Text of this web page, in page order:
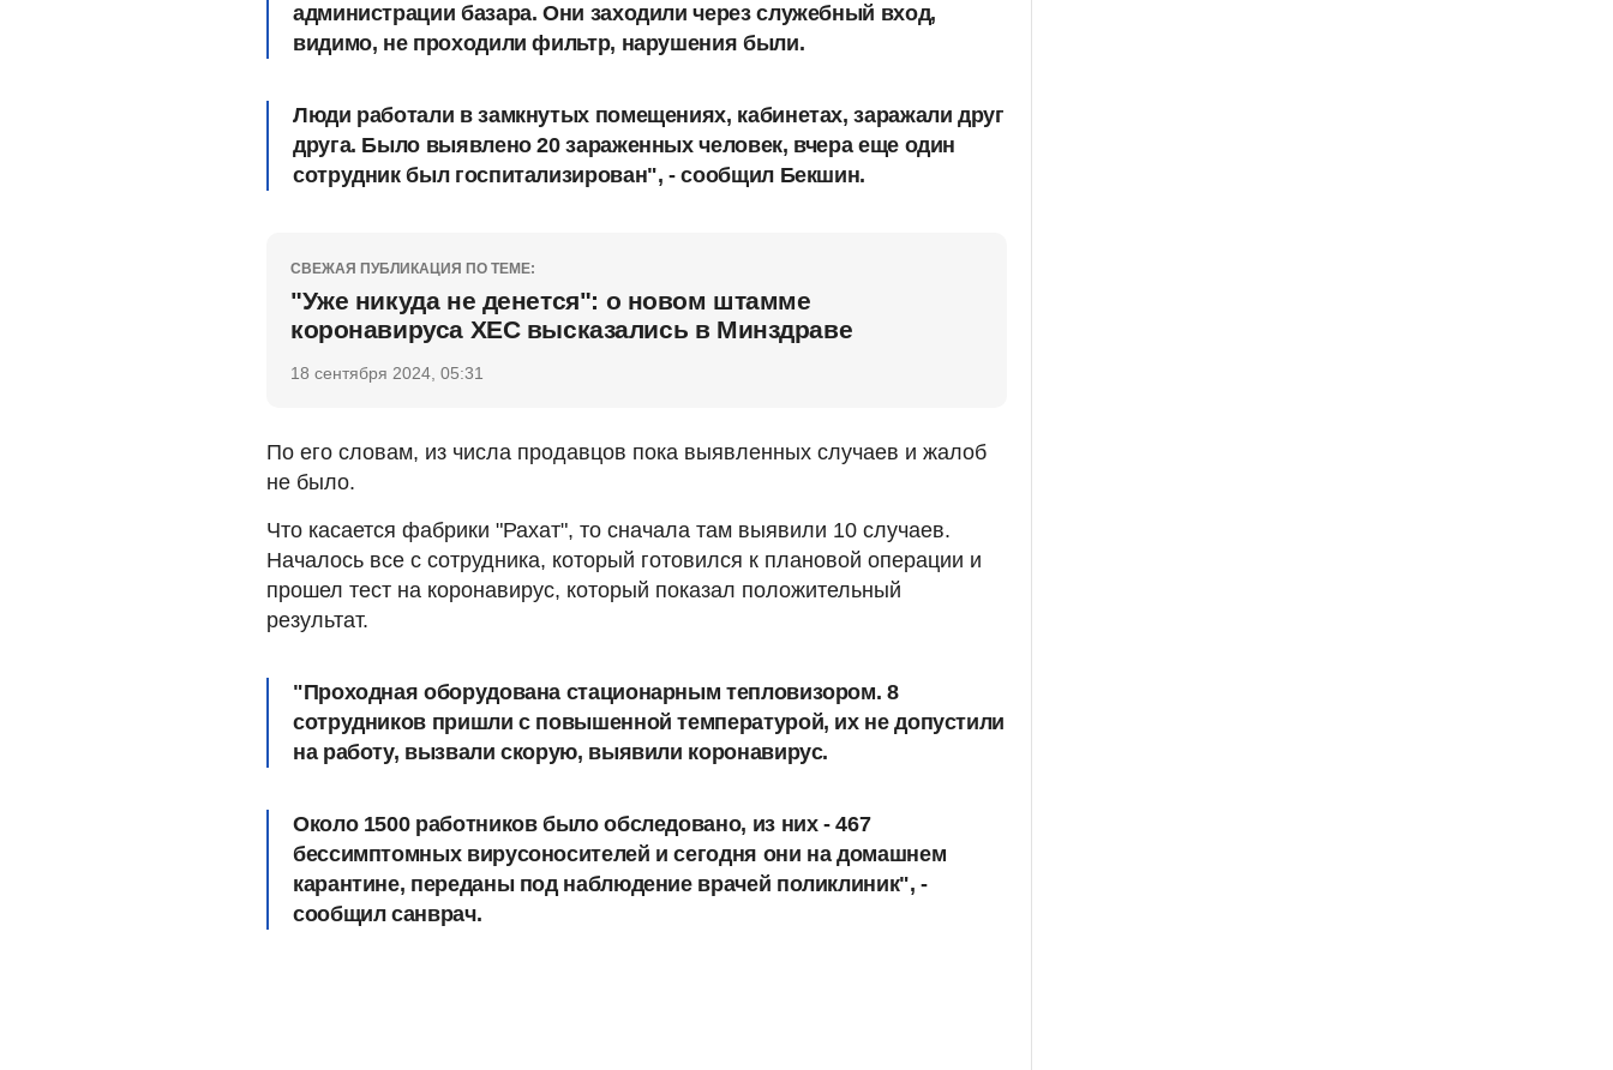
администрации базара. Они заходили через служебный вход,
видимо, не проходили фильтр, нарушения были.
Люди работали в замкнутых помещениях, кабинетах, заражали друг
друга. Было выявлено 20 зараженных человек, вчера еще один
сотрудник был госпитализирован", - сообщил Бекшин.
СВЕЖАЯ ПУБЛИКАЦИЯ ПО ТЕМЕ:
"Уже никуда не денется": о новом штамме
коронавируса ХЕС высказались в Минздраве
18 сентября 2024, 05:31
По его словам, из числа продавцов пока выявленных случаев и жалоб
не было.
Что касается фабрики "Рахат", то сначала там выявили 10 случаев.
Началось все с сотрудника, который готовился к плановой операции и
прошел тест на коронавирус, который показал положительный
результат.
"Проходная оборудована стационарным тепловизором. 8
сотрудников пришли с повышенной температурой, их не допустили
на работу, вызвали скорую, выявили коронавирус.
Около 1500 работников было обследовано, из них - 467
бессимптомных вирусоносителей и сегодня они на домашнем
карантине, переданы под наблюдение врачей поликлиник", -
сообщил санврач.